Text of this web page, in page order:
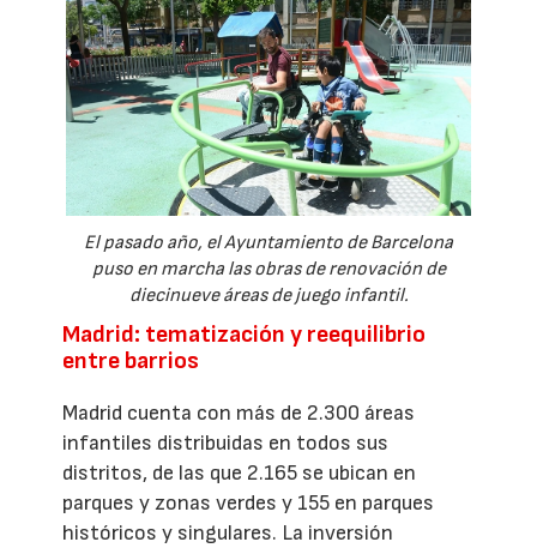
El pasado año, el Ayuntamiento de Barcelona
puso en marcha las obras de renovación de
diecinueve áreas de juego infantil.
Madrid: tematización y reequilibrio
entre barrios
Madrid cuenta con más de 2.300 áreas
infantiles distribuidas en todos sus
distritos, de las que 2.165 se ubican en
parques y zonas verdes y 155 en parques
históricos y singulares. La inversión